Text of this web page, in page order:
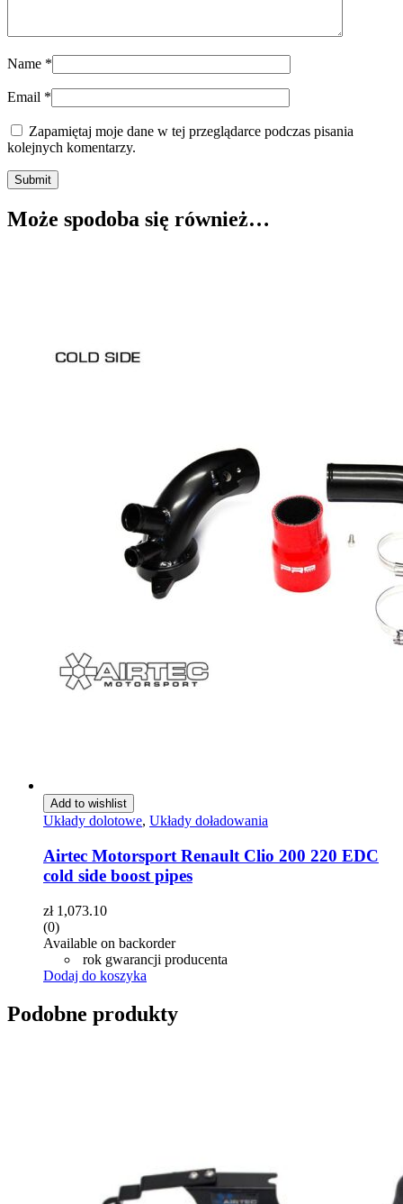
Name *
Email *
Zapamiętaj moje dane w tej przeglądarce podczas pisania
kolejnych komentarzy.
Submit
Może spodoba się również…
Add to wishlist
Układy dolotowe, Układy doładowania
Airtec Motorsport Renault Clio 200 220 EDC
cold side boost pipes
zł1,073.10
(0)
Available on backorder
rok gwarancji producenta
Dodaj do koszyka
Podobne produkty